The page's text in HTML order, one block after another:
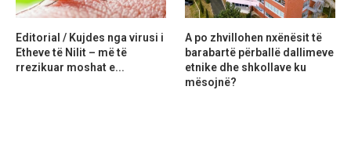
Editorial / Kujdes nga virusi i
Etheve të Nilit – më të
rrezikuar moshat e...
A po zhvillohen nxënësit të
barabartë përballë dallimeve
etnike dhe shkollave ku
mësojnë?